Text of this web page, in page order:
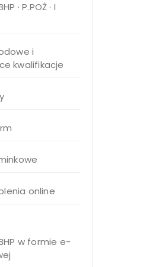
· P.POŻ · I
i
kwalifikacje
online
w formie e-